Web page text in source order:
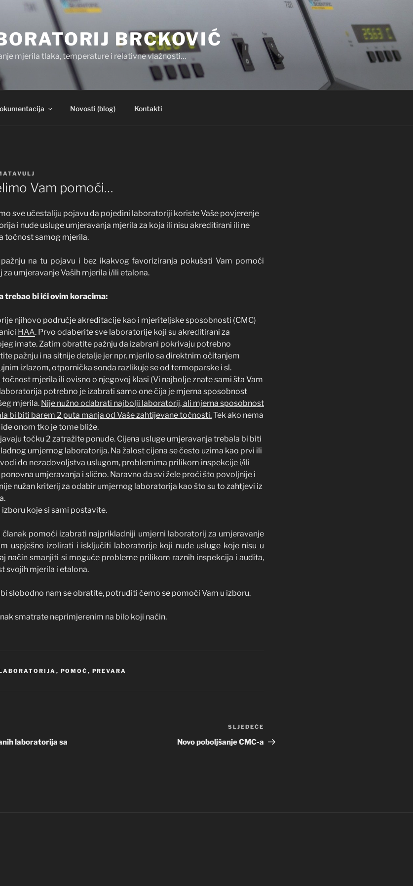
BRCKOVIĆ
mjerila tlaka, temperature i relativne vlažnosti…
Novosti (blog) Kontakti
Vam pomoći…
sve učestaliju pojavu da pojedini laboratoriji koriste Vaše povjerenje
i nude usluge umjeravanja mjerila za koja ili nisu akreditirani ili ne
točnost samog mjerila.
na tu pojavu i bez ikakvog favoriziranja pokušati Vam pomoći
umjeravanje Vaših mjerila i/ili etalona.
bi ići ovim koracima:
njihovo područje akreditacije kao i mjeriteljske sposobnosti (CMC)
HAA. Prvo odaberite sve laboratorije koji su akreditirani za
imate. Zatim obratite pažnju da izabrani pokrivaju potrebno
pažnju i na sitnije detalje jer npr. mjerilo sa direktnim očitanjem
izlazom, otpornička sonda razlikuje se od termoparske i sl.
mjerila ili ovisno o njegovoj klasi (Vi najbolje znate sami šta Vam
potrebno je izabrati samo one čija je mjerna sposobnost
mjerila. Nije nužno odabrati najbolji laboratorij, ali mjerna sposobnost
bi biti barem 2 puta manja od Vaše zahtijevane točnosti.Tek ako nema
onom tko je tome bliže.
točku 2 zatražite ponude. Cijena usluge umjeravanja trebala bi biti
umjernog laboratorija. Na žalost cijena se često uzima kao prvi ili
do nezadovoljstva uslugom, problemima prilikom inspekcije i/ili
umjeravanja i slično. Naravno da svi žele proći što povoljnije i
nužan kriterij za odabir umjernog laboratorija kao što su to zahtjevi iz
koje si sami postavite.
članak pomoći izabrati najprikladniji umjerni laboratorij za umjeravanje
uspješno izolirati i isključiti laboratorije koji nude usluge koje nisu u
način smanjiti si moguće probleme prilikom raznih inspekcija i audita,
svojih mjerila i etalona.
slobodno nam se obratite, potruditi ćemo se pomoći Vam u izboru.
smatrate neprimjerenim na bilo koji način.
, POMOĆ , PREVARA
laboratorija sa
objava
SLJEDEĆE
Novo poboljšanje CMC-a